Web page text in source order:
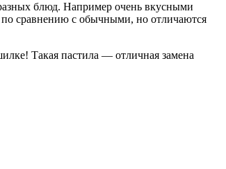
блюд. Например очень вкусными
по сравнению с обычными, но отличаются
Такая пастила — отличная замена